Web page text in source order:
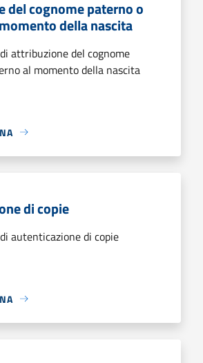
del cognome paterno o
della nascita
attribuzione del cognome
al momento della nascita
di copie
autenticazione di copie